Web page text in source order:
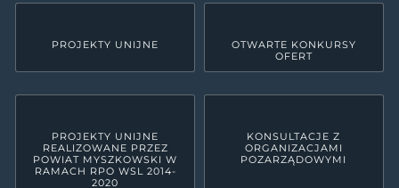
PROJEKTY UNIJNE
OTWARTE KONKURSY
OFERT
PROJEKTY UNIJNE
REALIZOWANE PRZEZ
POWIAT MYSZKOWSKI W
RAMACH RPO WSL 2014-
2020
KONSULTACJE Z
ORGANIZACJAMI
POZARZĄDOWYMI